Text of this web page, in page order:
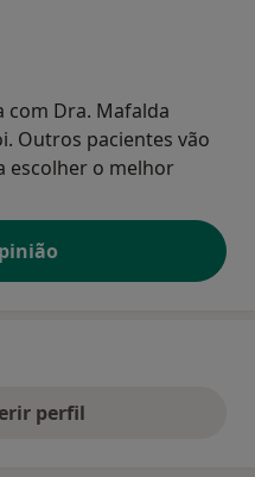
com Dra. Mafalda
Outros pacientes vão
escolher o melhor
perfil